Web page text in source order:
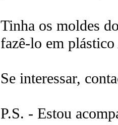
Tinha os moldes
fazê-lo em
Se interessar,
P.S. - Estou